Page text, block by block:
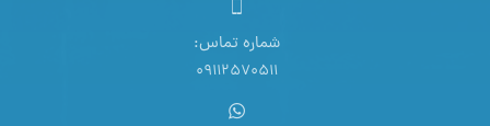
شماره تماس:
09112570511